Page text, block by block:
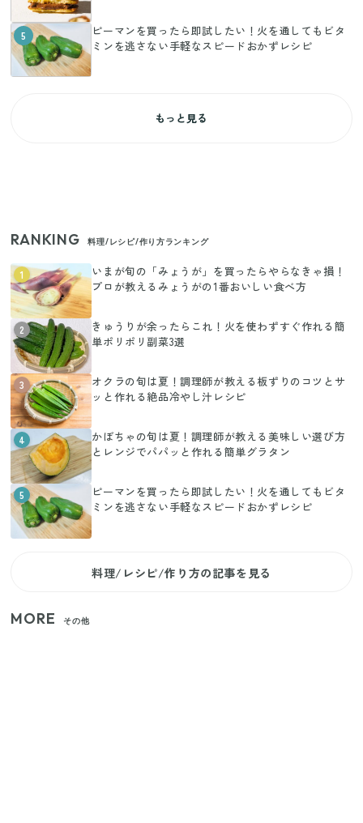
5
ピーマンを買ったら即試したい！火を通してもビタ
ミンを逃さない手軽なスピードおかずレシピ
もっと見る
RANKING 料理/レシピ/作り方ランキング
1
いまが旬の「みょうが」を買ったらやらなきゃ損！
プロが教えるみょうがの1番おいしい食べ方
2
きゅうりが余ったらこれ！火を使わずすぐ作れる簡
単ポリポリ副菜3選
3
オクラの旬は夏！調理師が教える板ずりのコツとサ
ッと作れる絶品冷やし汁レシピ
4
かぼちゃの旬は夏！調理師が教える美味しい選び方
とレンジでパパッと作れる簡単グラタン
5
ピーマンを買ったら即試したい！火を通してもビタ
ミンを逃さない手軽なスピードおかずレシピ
料理/レシピ/作り方の記事を見る
MORE その他